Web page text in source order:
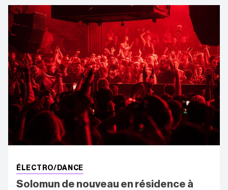
ÉLECTRO/DANCE
Solomun de nouveau en résidence à